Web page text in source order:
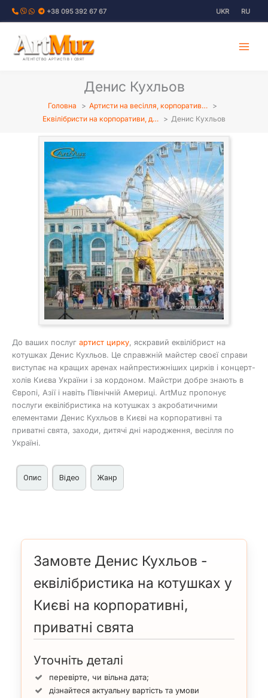
Перейти
+38 095 392 67 67 UKR RU
АГЕНТСТВО АРТИСТІВ І СВЯТ
Денис Кухльов
Головна
Артисти на весілля, корпоратив…
Еквілібристи на корпоративи, д…
Денис Кухльов
До ваших послуг артист цирку, яскравий еквілібрист на
котушках Денис Кухльов. Це справжній майстер своєї справи
виступає на кращих аренах найпрестижніших цирків і концерт-
холів Києва України і за кордоном. Майстри добре знають в
Європі, Азії і навіть Північній Америці. ArtMuz пропонує
послуги еквілібристика на котушках з акробатичними
елементами Денис Кухльов в Києві на корпоративні та
приватні свята, заходи, дитячі дні народження, весілля по
Україні.
Опис Відео Жанр
Ільїною
Дуже високий професійний рівень див відео
Не вимагає додаткового технічного оснащення, весь
реквізит з собою.
Виступає сольно, в дуеті і різних шоу-програмах в
Гонорар від $120 – $200.
Замовте Денис Кухльов -
еквілібристика на котушках у
Києві на корпоративні,
приватні свята
Уточніть деталі
перевірте, чи вільна дата;
дізнайтеся актуальну вартість та умови